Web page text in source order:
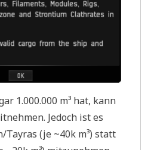
1.000.000 m³ hat, kann
Jedoch ist es
(je ~40k m³) statt